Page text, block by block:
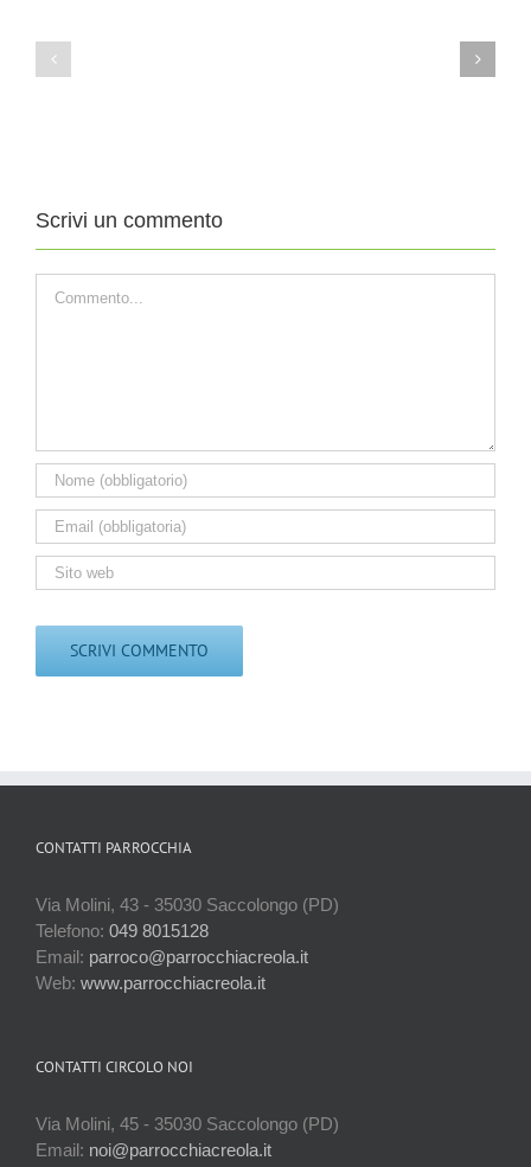
Scrivi un commento
CONTATTI PARROCCHIA
Via Molini, 43 - 35030 Saccolongo (PD)
Telefono: 049 8015128
Email: parroco@parrocchiacreola.it
Web: www.parrocchiacreola.it
CONTATTI CIRCOLO NOI
Via Molini, 45 - 35030 Saccolongo (PD)
Email: noi@parrocchiacreola.it